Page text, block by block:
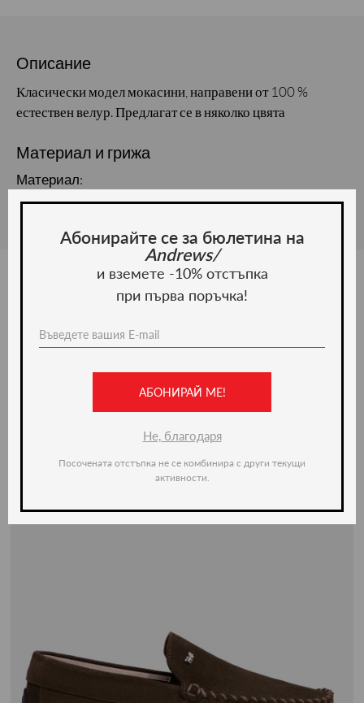
Описание
Класически модел мокасини, направени от 100 %
естествен велур. Предлагат се в няколко цвята
Материал и грижа
Материал:
Абонирайте се за бюлетина на
Andrews/
и вземете -10% отстъпка
при първа поръчка!
АБОНИРАЙ МЕ!
Не, благодаря
Посочената отстъпка не се комбинира с други текущи
активности.